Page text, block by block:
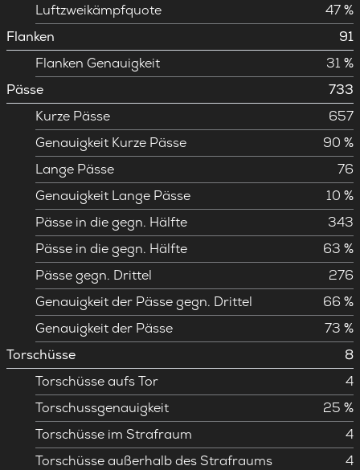
Luftzweikämpfquote
47 %
Flanken
91
Flanken Genauigkeit
31 %
Pässe
733
Kurze Pässe
657
Genauigkeit Kurze Pässe
90 %
Lange Pässe
76
Genauigkeit Lange Pässe
10 %
Pässe in die gegn. Hälfte
343
Pässe in die gegn. Hälfte
63 %
Pässe gegn. Drittel
276
Genauigkeit der Pässe gegn. Drittel
66 %
Genauigkeit der Pässe
73 %
Torschüsse
8
Torschüsse aufs Tor
4
Torschussgenauigkeit
25 %
Torschüsse im Strafraum
4
Torschüsse außerhalb des Strafraums
4